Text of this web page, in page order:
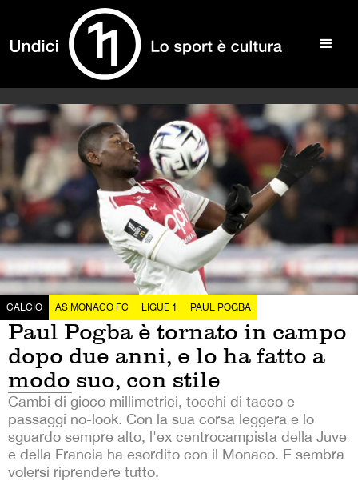
CALCIO AS MONACO FC LIGUE 1 PAUL POGBA
Paul Pogba è tornato in campo
dopo due anni, e lo ha fatto a
modo suo, con stile
Cambi di gioco millimetrici, tocchi di tacco e
passaggi no-look. Con la sua corsa leggera e lo
sguardo sempre alto, l'ex centrocampista della Juve
e della Francia ha esordito con il Monaco. E sembra
volersi riprendere tutto.